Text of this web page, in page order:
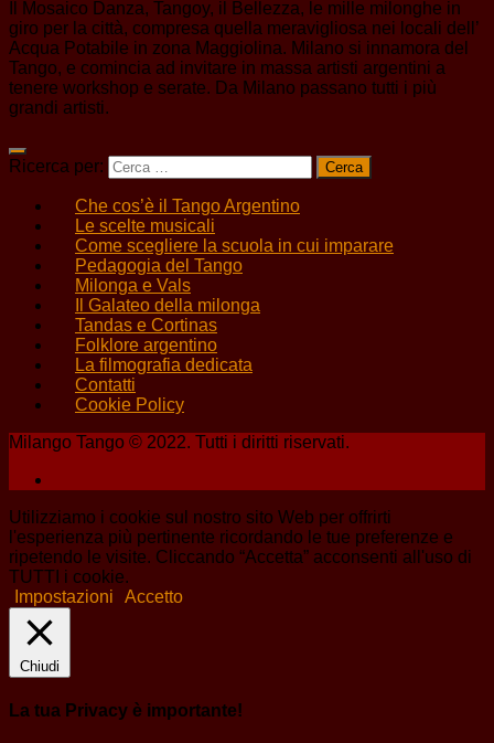
Il Mosaico Danza, Tangoy, il Bellezza, le mille milonghe in
giro per la città, compresa quella meravigliosa nei locali dell’
Acqua Potabile in zona Maggiolina. Milano si innamora del
Tango, e comincia ad invitare in massa artisti argentini a
tenere workshop e serate. Da Milano passano tutti i più
grandi artisti.
Ricerca per:
Che cos’è il Tango Argentino
Le scelte musicali
Come scegliere la scuola in cui imparare
Pedagogia del Tango
Milonga e Vals
Il Galateo della milonga
Tandas e Cortinas
Folklore argentino
La filmografia dedicata
Contatti
Cookie Policy
Milango Tango © 2022. Tutti i diritti riservati.
Utilizziamo i cookie sul nostro sito Web per offrirti
l'esperienza più pertinente ricordando le tue preferenze e
ripetendo le visite. Cliccando “Accetta” acconsenti all'uso di
TUTTI i cookie.
Impostazioni
Accetto
Chiudi
La tua Privacy è importante!